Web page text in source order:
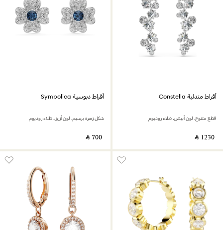
أقراط متدلية Constella
قطع متنوع، لون أبيض، طلاء روديوم
‎ ⃁ ⁦1230⁩ ‎
أقراط دبوسية Symbolica
شكل زهرة برسيم، لون أزرق، طلاء روديوم
‎ ⃁ ⁦700⁩ ‎